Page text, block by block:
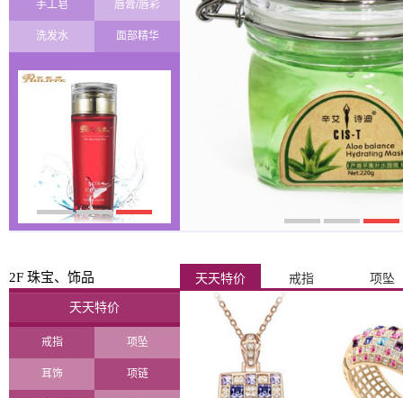
手工皂 唇膏/唇彩
洗发水 面部精华
2F 珠宝、饰品 天天特价 戒指 项坠
天天特价
戒指 项坠
耳饰 项链